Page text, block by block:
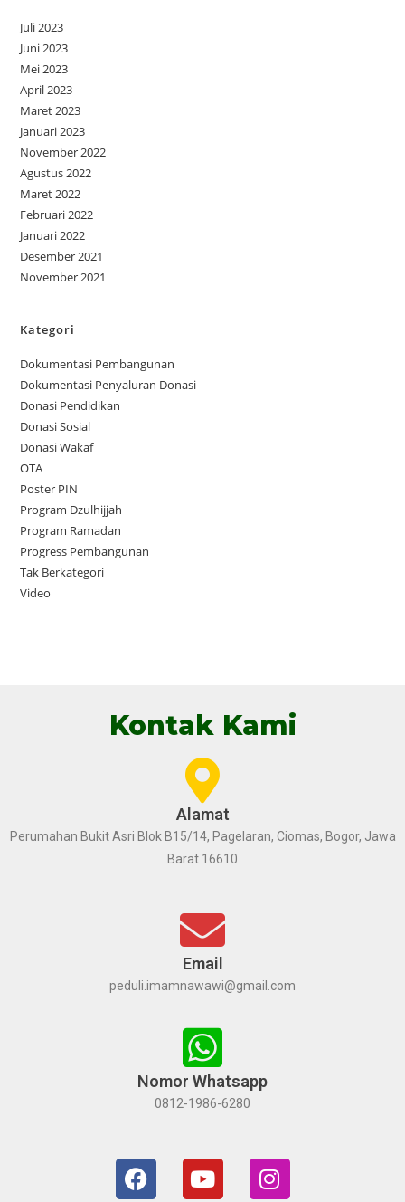
Juli 2023
Juni 2023
Mei 2023
April 2023
Maret 2023
Januari 2023
November 2022
Agustus 2022
Maret 2022
Februari 2022
Januari 2022
Desember 2021
November 2021
Kategori
Dokumentasi Pembangunan
Dokumentasi Penyaluran Donasi
Donasi Pendidikan
Donasi Sosial
Donasi Wakaf
OTA
Poster PIN
Program Dzulhijjah
Program Ramadan
Progress Pembangunan
Tak Berkategori
Video
Kontak Kami
Alamat
Perumahan Bukit Asri Blok B15/14, Pagelaran, Ciomas, Bogor, Jawa
Barat 16610
Email
peduli.imamnawawi@gmail.com
Nomor Whatsapp
0812-1986-6280